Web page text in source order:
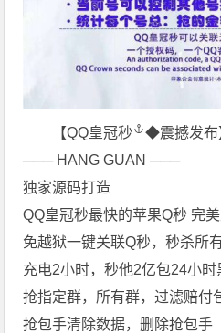
【QQ皇冠秒
◆震撼发布
─── HANG GUAN ───
独家源码打造
QQ皇冠秒最快的苹果Q秒 完
免越狱一键关联Q秒，秒杀所
充电2小时，秒他2亿包24小时
抢指定群，所有群，过滤赔付
抢包手清除数据，删除抢包手